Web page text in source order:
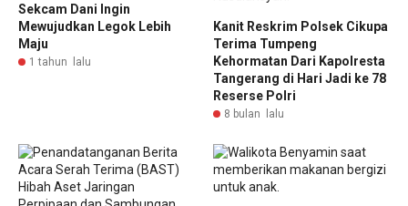
Sekcam Dani Ingin
Mewujudkan Legok Lebih
Maju
1 tahun lalu
Kanit Reskrim Polsek Cikupa
Terima Tumpeng
Kehormatan Dari Kapolresta
Tangerang di Hari Jadi ke 78
Reserse Polri
8 bulan lalu